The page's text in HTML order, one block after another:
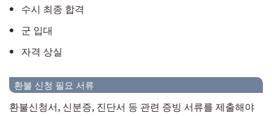
수시 최종 합격
군 입대
자격 상실
환불 신청 필요 서류
환불신청서, 신분증, 진단서 등 관련 증빙 서류를 제출해야